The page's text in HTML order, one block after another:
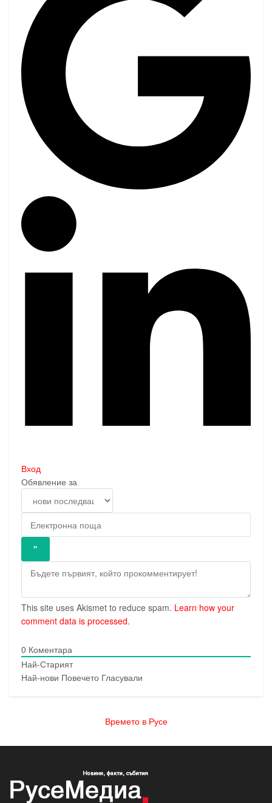
Вход
Обявление за
This site uses Akismet to reduce spam. Learn how your
comment data is processed.
0 Коментара
Най-Старият
Най-нови Повечето Гласували
Времето в Русе